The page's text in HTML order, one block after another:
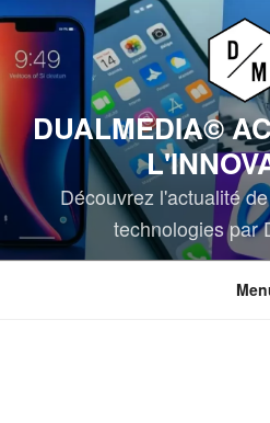
Aller
au
contenu
DUALMEDIA©
Découvrez l'actualité
technologies par